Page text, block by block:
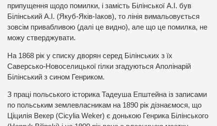
припущення щодо помилки, і замість Білінської А.І. був
Білінський А.І. (Якуб-Яків-Іаков), то лінія вимальовується
зовсім привабливою (далі це видно), але що це помилка, не
можу стверджувати.
На 1868 рік у списку дворян серед Білінських з їх
Саверсько-Новоселицької гілки згадуються Аполінарій
Білінський з сином Генриком.
З праці польського історика Тадеуша Епштейна із записами
по польським землевласникам на 1890 рік дізнаємося, що
Ціцилія Векер (Cicylia Weker) є донькою Генрика Білінського